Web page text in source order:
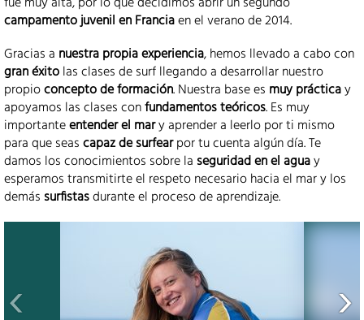
campamento juvenil en Franciaen el verano de 2014.
Gracias a nuestra propia experiencia, hemos llevado a cabo con
gran éxitolas clases de surf llegando a desarrollar nuestro
propioconcepto de formación. Nuestra base es muy prácticay
apoyamos las clases confundamentos teóricos. Es muy
importanteentender el mary aprender a leerlo por ti mismo
para que seascapaz de surfearpor tu cuenta algún día. Te
damos los conocimientos sobre la seguridad en el aguay
esperamos transmitirte el respeto necesario hacia el mar y los
demás surfistasdurante el proceso de aprendizaje.